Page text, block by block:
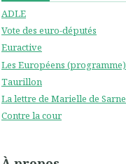
ADLE
Vote des euro-députés
Euractive
Les Européens (programme)
Taurillon
La lettre de Marielle de
Contre la cour